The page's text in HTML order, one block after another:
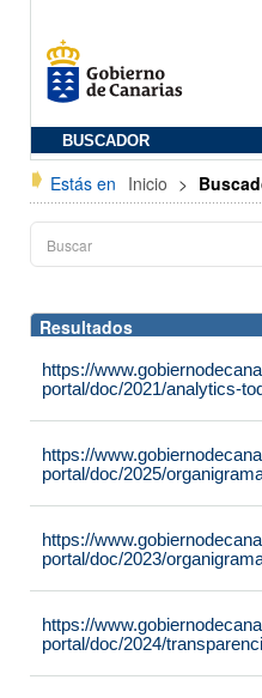
BUSCADOR
Estás en Inicio >
Resultados
https://
portal/doc/2021/analytics-
https://
portal/doc/2025/
https://
portal/doc/2023/
https://
portal/doc/2024/